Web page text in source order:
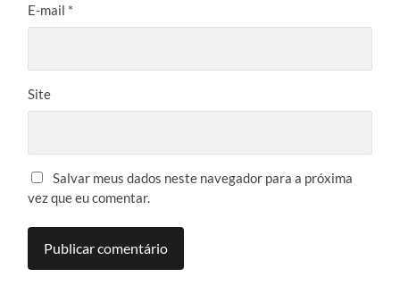
E-mail *
Site
Salvar meus dados neste navegador para a próxima
vez que eu comentar.